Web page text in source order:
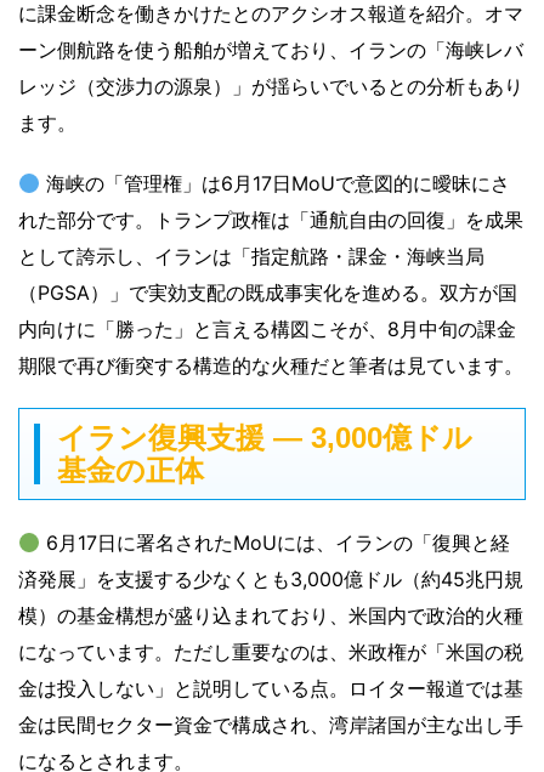
に課金断念を働きかけたとのアクシオス報道を紹介。オマ
ーン側航路を使う船舶が増えており、イランの「海峡レバ
レッジ（交渉力の源泉）」が揺らいでいるとの分析もあり
ます。
海峡の「管理権」は6月17日MoUで意図的に曖昧にさ
れた部分です。トランプ政権は「通航自由の回復」を成果
として誇示し、イランは「指定航路・課金・海峡当局
（PGSA）」で実効支配の既成事実化を進める。双方が国
内向けに「勝った」と言える構図こそが、8月中旬の課金
期限で再び衝突する構造的な火種だと筆者は見ています。
イラン復興支援 ― 3,000億ドル
基金の正体
6月17日に署名されたMoUには、イランの「復興と経
済発展」を支援する少なくとも3,000億ドル（約45兆円規
模）の基金構想が盛り込まれており、米国内で政治的火種
になっています。ただし重要なのは、米政権が「米国の税
金は投入しない」と説明している点。ロイター報道では基
金は民間セクター資金で構成され、湾岸諸国が主な出し手
になるとされます。